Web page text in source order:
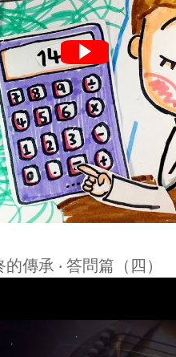
傳承 ‧ 答問篇（四）